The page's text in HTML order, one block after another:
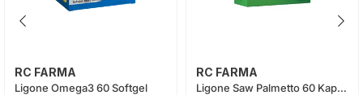
RC FARMA
Ligone Omega3 60 Softgel
RC FARMA
Ligone Saw Palmetto 60 Kapsül